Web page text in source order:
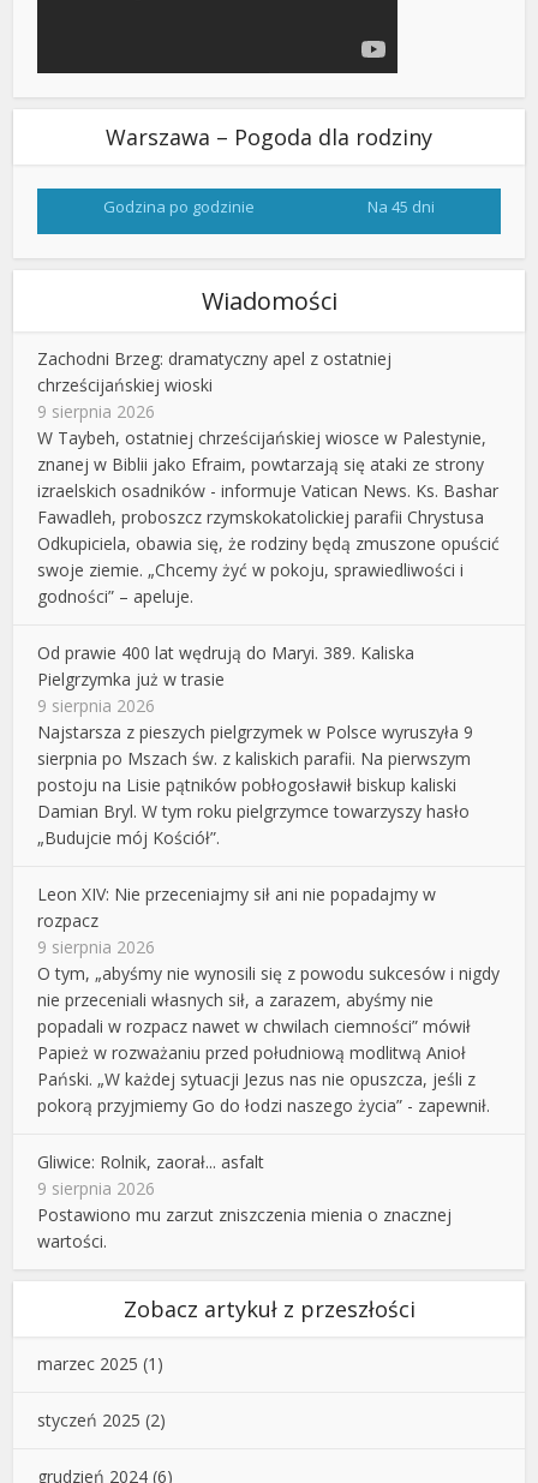
Warszawa – Pogoda dla rodziny
Godzina po godzinie Na 45 dni
Wiadomości
Zachodni Brzeg: dramatyczny apel z ostatniej
chrześcijańskiej wioski
9 sierpnia 2026
W Taybeh, ostatniej chrześcijańskiej wiosce w Palestynie,
znanej w Biblii jako Efraim, powtarzają się ataki ze strony
izraelskich osadników - informuje Vatican News. Ks. Bashar
Fawadleh, proboszcz rzymskokatolickiej parafii Chrystusa
Odkupiciela, obawia się, że rodziny będą zmuszone opuścić
swoje ziemie. „Chcemy żyć w pokoju, sprawiedliwości i
godności” – apeluje.
Od prawie 400 lat wędrują do Maryi. 389. Kaliska
Pielgrzymka już w trasie
9 sierpnia 2026
Najstarsza z pieszych pielgrzymek w Polsce wyruszyła 9
sierpnia po Mszach św. z kaliskich parafii. Na pierwszym
postoju na Lisie pątników pobłogosławił biskup kaliski
Damian Bryl. W tym roku pielgrzymce towarzyszy hasło
„Budujcie mój Kościół”.
Leon XIV: Nie przeceniajmy sił ani nie popadajmy w
rozpacz
9 sierpnia 2026
O tym, „abyśmy nie wynosili się z powodu sukcesów i nigdy
nie przeceniali własnych sił, a zarazem, abyśmy nie
popadali w rozpacz nawet w chwilach ciemności” mówił
Papież w rozważaniu przed południową modlitwą Anioł
Pański. „W każdej sytuacji Jezus nas nie opuszcza, jeśli z
pokorą przyjmiemy Go do łodzi naszego życia” - zapewnił.
Gliwice: Rolnik, zaorał... asfalt
9 sierpnia 2026
Postawiono mu zarzut zniszczenia mienia o znacznej
wartości.
Zobacz artykuł z przeszłości
marzec 2025 (1)
styczeń 2025 (2)
grudzień 2024 (6)